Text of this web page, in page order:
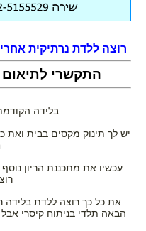
רוצה ללדת נרתיקית
התקשרי
בלידה
יש לך תינוק מקסים בבית ואת
עכשיו את מתכננת הריון
את כל כך רוצה ללדת בלידה
הבאה תלדי בניתוח קיסרי